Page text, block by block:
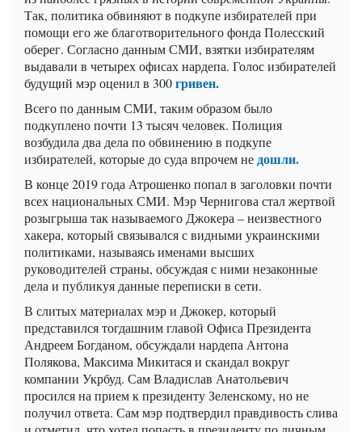
Так, политика обвиняют в подкупе избирателей при
помощи его же благотворительного фонда Полесский
оберег. Согласно данным СМИ, взятки избирателям
выдавали в четырех офисах нардепа. Голос избирателей
будущий мэр оценил в 300гривен.
Всего по данным СМИ, таким образом было
подкуплено почти 13 тысяч человек. Полиция
возбудила два дела по обвинению в подкупе
избирателей, которые до суда впрочем недошли.
В конце 2019 года Атрошенко попал в заголовки почти
всех национальных СМИ. Мэр Чернигова стал жертвой
розыгрыша так называемого Джокера – неизвестного
хакера, который связывался с видными украинскими
политиками, называясь именами высших
руководителей страны, обсуждая с ними незаконные
дела и публикуя данные переписки в сети.
В слитых материалах мэр и Джокер, который
представился тогдашним главой Офиса Президента
Андреем Богданом, обсуждали нардепа Антона
Полякова, Максима Микитася и скандал вокруг
компании Укрбуд. Сам Владислав Анатольевич
просился на прием к президенту Зеленскому, но не
получил ответа. Сам мэр подтвердил правдивость слива